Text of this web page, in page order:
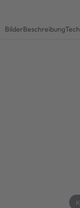
BilderBeschreibung